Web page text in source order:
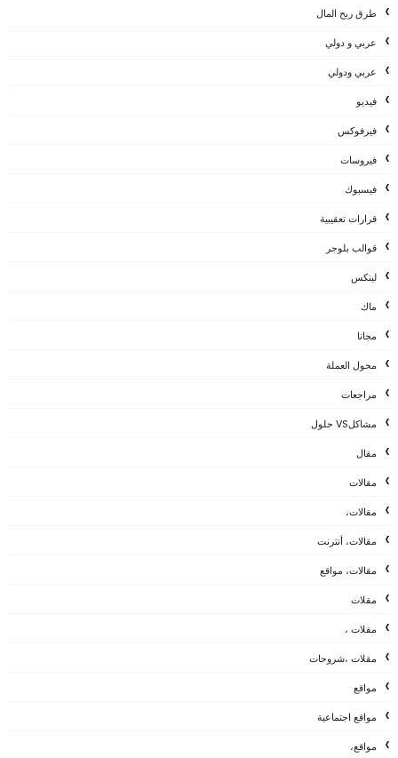
طرق ربح المال
عربي و دولي
عربي ودولي
فيديو
فيرفوكس
فيروسات
فيسبوك
قرارات تعقيبية
قوالب بلوجر
لينكس
ماك
مجانا
محول العملة
مراجعات
مشاكلVS حلول
مقال
مقالات
مقالات،
مقالات، أنترنت
مقالات، مواقع
مقلات
مقلات ،
مقلات ،شروحات
مواقع
مواقع اجتماعية
مواقع،